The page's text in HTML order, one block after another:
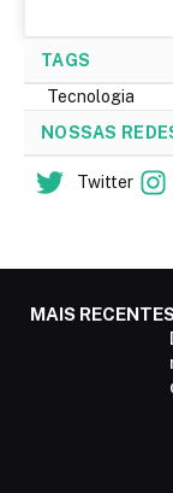
TAGS
Tecnologia
NOSSAS
Twitter
MAIS